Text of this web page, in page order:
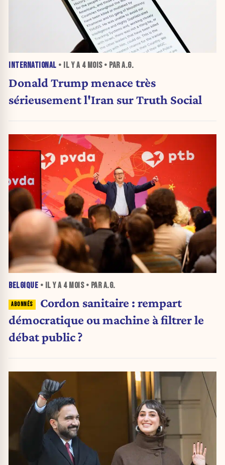
INTERNATIONAL • IL Y A 4 MOIS• PAR A.G.
Donald Trump menace très
sérieusement l'Iran sur Truth Social
BELGIQUE • IL Y A 4 MOIS• PAR A.G.
Cordon sanitaire : rempart
démocratique ou machine à filtrer le
débat public ?